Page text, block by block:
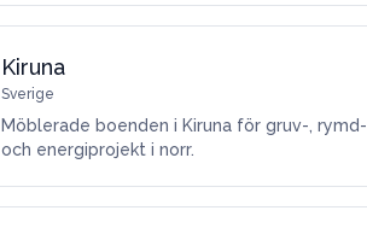
Kiruna
Sverige
Möblerade boenden i Kiruna för gruv-, rymd-
och energiprojekt i norr.